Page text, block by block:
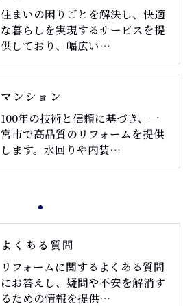
住まいの困りごとを解決し、快適
な暮らしを実現するサービスを提
供しており、幅広い…
マンション
100年の技術と信頼に基づき、一
宮市で高品質のリフォームを提供
します。水回りや内装…
よくある質問
リフォームに関するよくある質問
にお答えし、疑問や不安を解消す
るための情報を提供…